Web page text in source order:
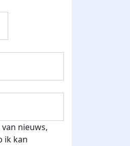
nieuws,
ik kan